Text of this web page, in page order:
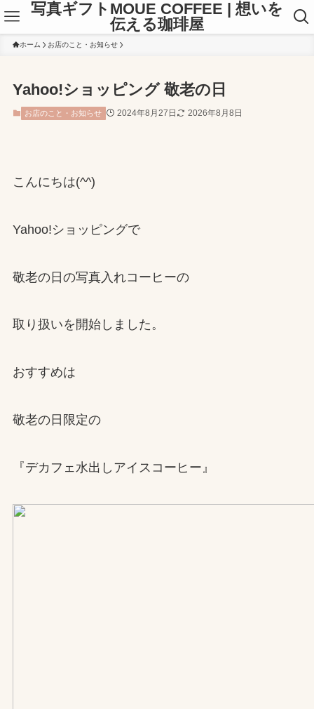
写真ギフトMOUE COFFEE | 想いを
伝える珈琲屋
ホーム お店のこと・お知らせ
Yahoo!ショッピング 敬老の日
お店のこと・お知らせ 2024年8月27日 2026年8月8日
こんにちは(^^)
Yahoo!ショッピングで
敬老の日の写真入れコーヒーの
取り扱いを開始しました。
おすすめは
敬老の日限定の
『デカフェ水出しアイスコーヒー』